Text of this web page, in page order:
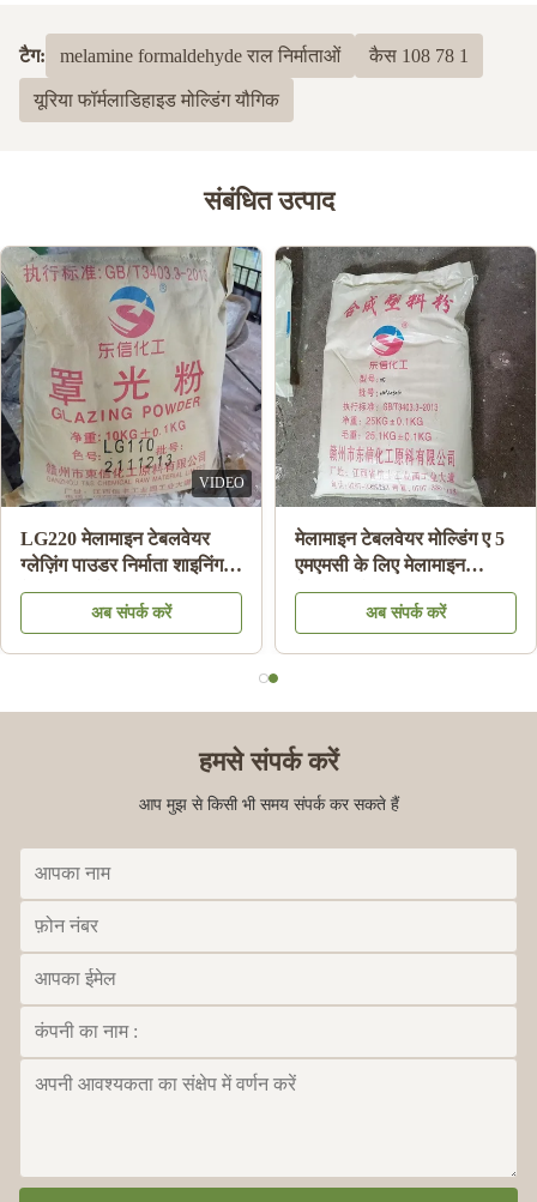
टैग: melamine formaldehyde राल निर्माताओं कैस 108 78 1
यूरिया फॉर्मलाडिहाइड मोल्डिंग यौगिक
संबंधित उत्पाद
VIDEO
LG220 मेलामाइन टेबलवेयर
ग्लेज़िंग पाउडर निर्माता शाइनिंग
मेलामाइन प्लेट एचएस कोड
39092000 . के लिए
अब संपर्क करें
मेलामाइन टेबलवेयर मोल्डिंग ए 5
एमएमसी के लिए मेलामाइन
केमिकल मोल्डिंग राल सामग्री
अब संपर्क करें
हमसे संपर्क करें
आप मुझ से किसी भी समय संपर्क कर सकते हैं